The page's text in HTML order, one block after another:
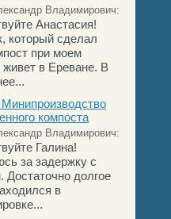
Владимирович:
Анастасия!
который сделал
при моем
живет в Ереване. В
компоста
Владимирович:
Галина!
за задержку с
Достаточно долгое
в